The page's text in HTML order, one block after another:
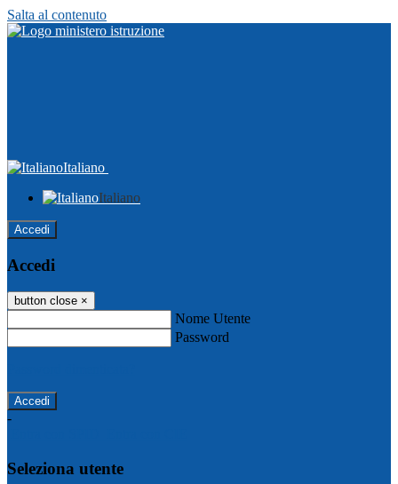
Salta al contenuto
Italiano
Italiano
Accedi
Accedi
button close ×
Nome Utente
Password
-
Seleziona utente